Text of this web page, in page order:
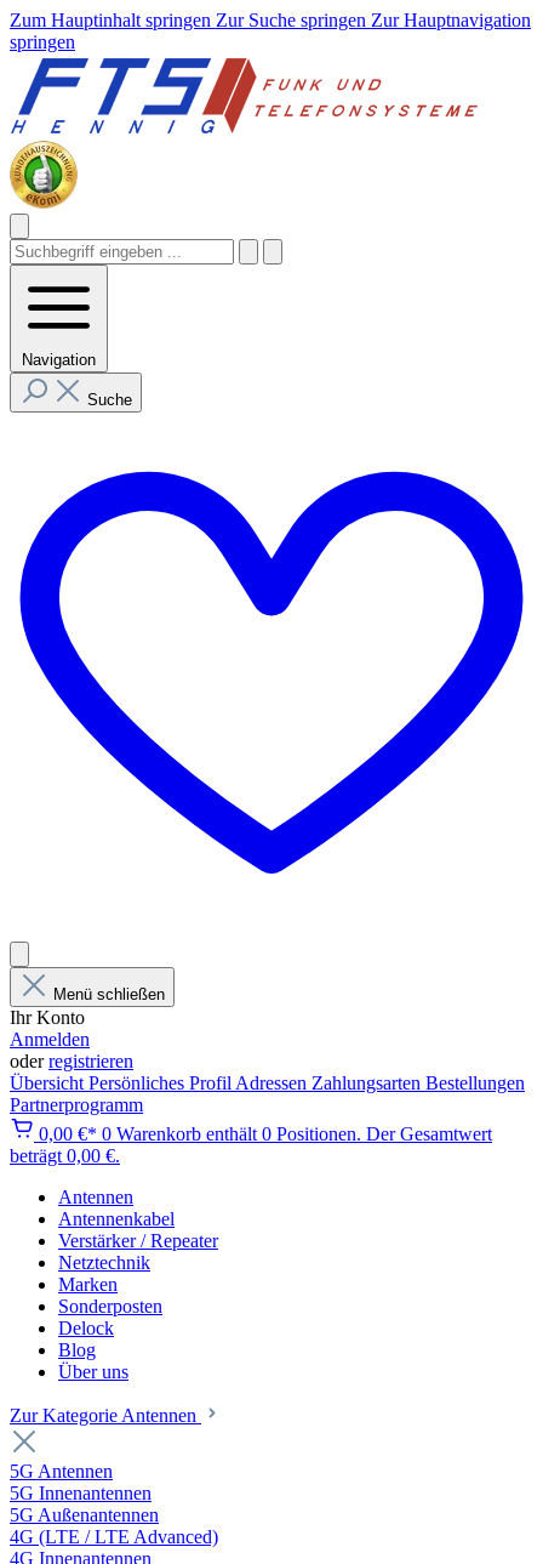
Zum Hauptinhalt springen Zur Suche springen Zur Hauptnavigation
springen
Navigation
Suche
Menü schließen
Ihr Konto
Anmelden
oderregistrieren
Übersicht Persönliches Profil Adressen Zahlungsarten Bestellungen
Partnerprogramm
0,00 €* 0 Warenkorb enthält 0 Positionen. Der Gesamtwert
beträgt 0,00 €.
Antennen
Antennenkabel
Verstärker / Repeater
Netztechnik
Marken
Sonderposten
Delock
Blog
Über uns
Zur Kategorie Antennen
5G Antennen
5G Innenantennen
5G Außenantennen
4G (LTE / LTE Advanced)
4G Innenantennen